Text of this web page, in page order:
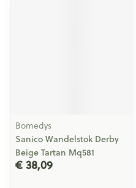
Bomedys
Sanico Wandelstok Derby
Beige Tartan Mq581
€ 38,09